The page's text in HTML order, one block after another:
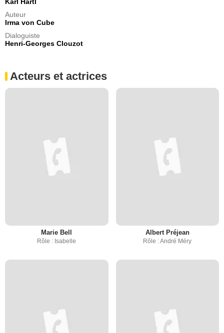
Karl Hartl
Auteur
Irma von Cube
Dialoguiste
Henri-Georges Clouzot
Acteurs et actrices
Marie Bell
Rôle : Isabelle
Albert Préjean
Rôle : André Méry